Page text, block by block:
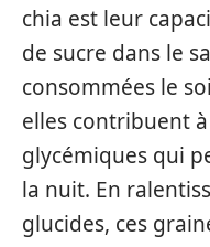
chia est leur
de sucre dans le
consommées le
elles contribuent
glycémiques qui
la nuit. En
glucides, ces